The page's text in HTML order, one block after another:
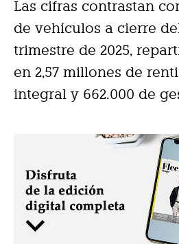
Las cifras contrastan
de vehículos a cierre
trimestre de 2025,
en 2,57 millones de
integral y 662.000 de